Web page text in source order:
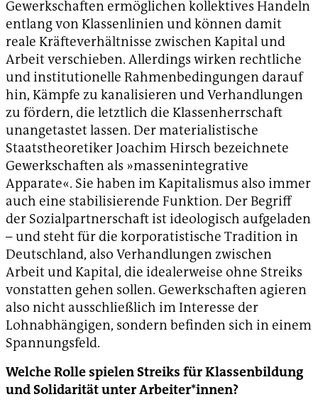
Gewerkschaften ermöglichen kollektives Handeln
entlang von Klassenlinien und können damit
reale Kräfteverhältnisse zwischen Kapital und
Arbeit verschieben. Allerdings wirken rechtliche
und institutionelle Rahmenbedingungen darauf
hin, Kämpfe zu kanalisieren und Verhandlungen
zu fördern, die letztlich die Klassenherrschaft
unangetastet lassen. Der materialistische
Staatstheoretiker Joachim Hirsch bezeichnete
Gewerkschaften als »massenintegrative
Apparate«. Sie haben im Kapitalismus also immer
auch eine stabilisierende Funktion. Der Begriff
der Sozialpartnerschaft ist ideologisch aufgeladen
– und steht für die korporatistische Tradition in
Deutschland, also Verhandlungen zwischen
Arbeit und Kapital, die idealerweise ohne Streiks
vonstatten gehen sollen. Gewerkschaften agieren
also nicht ausschließlich im Interesse der
Lohnabhängigen, sondern befinden sich in einem
Spannungsfeld.
Welche Rolle spielen Streiks für Klassenbildung
und Solidarität unter Arbeiter*innen?